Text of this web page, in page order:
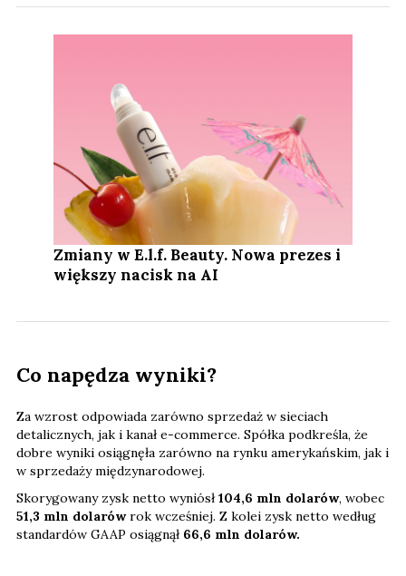
Zmiany w E.l.f. Beauty. Nowa prezes i
większy nacisk na AI
Co napędza wyniki?
Za wzrost odpowiada zarówno sprzedaż w sieciach
detalicznych, jak i kanał e-commerce. Spółka podkreśla, że
dobre wyniki osiągnęła zarówno na rynku amerykańskim, jak i
w sprzedaży międzynarodowej.
Skorygowany zysk netto wyniósł104,6 mln dolarów, wobec
51,3 mln dolarówrok wcześniej. Z kolei zysk netto według
standardów GAAP osiągnął 66,6 mln dolarów.